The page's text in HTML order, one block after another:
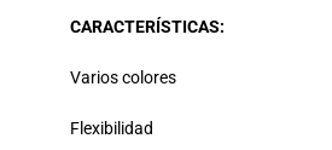
CARACTERÍSTICAS:
Varios colores
Flexibilidad